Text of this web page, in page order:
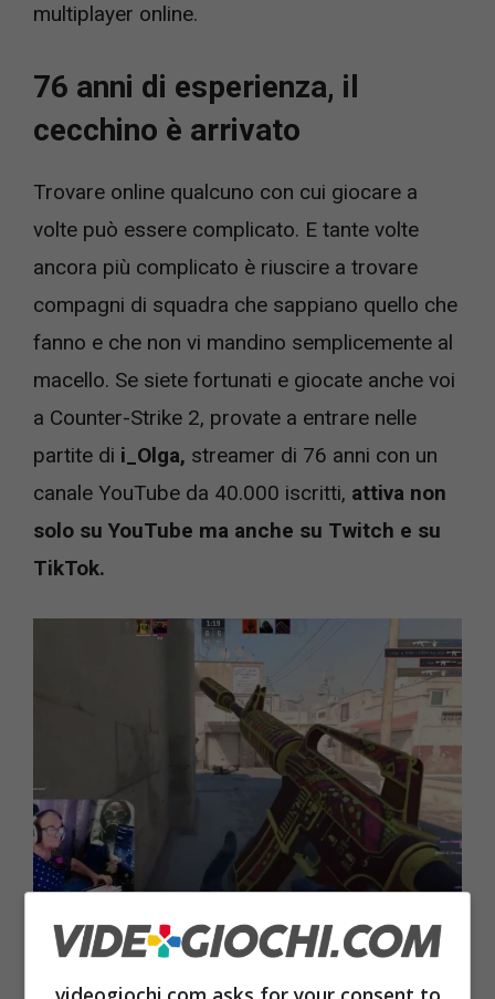
multiplayer online.
76 anni di esperienza, il
cecchino è arrivato
Trovare online qualcuno con cui giocare a
volte può essere complicato. E tante volte
ancora più complicato è riuscire a trovare
compagni di squadra che sappiano quello che
fanno e che non vi mandino semplicemente al
macello. Se siete fortunati e giocate anche voi
a Counter-Strike 2, provate a entrare nelle
partite di i_Olga, streamer di 76 anni con un
canale YouTube da 40.000 iscritti, attiva non
solo su YouTube ma anche su Twitch e su
TikTok.
76 anni di esperienza, il cecchino è arrivato –
videogiochi.com